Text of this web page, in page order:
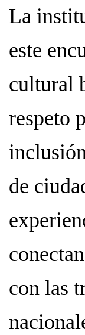
La
este
cultural
respeto
de
con las